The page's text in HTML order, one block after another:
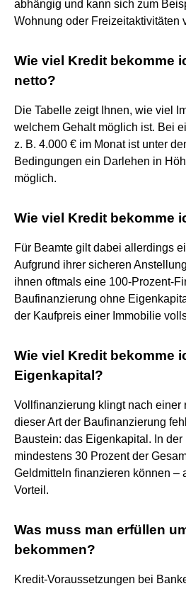
abhängig und kann sich zum
Wohnung oder Freizeitaktivitäten
Wie viel Kredit bekomme
netto?
Die Tabelle zeigt Ihnen, wie viel
welchem Gehalt möglich ist. Bei
z. B. 4.000 € im Monat ist unter
Bedingungen ein Darlehen in
möglich.
Wie viel Kredit bekomme
Für Beamte gilt dabei allerdings
Aufgrund ihrer sicheren
ihnen oftmals eine 100-Prozent-
Baufinanzierung ohne
der Kaufpreis einer Immobilie
Wie viel Kredit bekomme
Eigenkapital?
Vollfinanzierung klingt nach einer
dieser Art der Baufinanzierung
Baustein: das Eigenkapital. In
mindestens 30 Prozent der
Geldmitteln finanzieren können –
Vorteil.
Was muss man erfüllen
bekommen?
Kredit-Voraussetzungen bei